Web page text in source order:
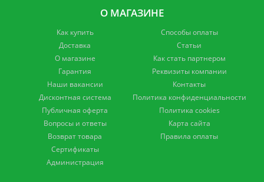
О МАГАЗИНЕ
Как купить
Доставка
О магазине
Гарантия
Наши вакансии
Дисконтная система
Публичная оферта
Вопросы и ответы
Возврат товара
Сертификаты
Администрация
Способы оплаты
Статьи
Как стать партнером
Реквизиты компании
Контакты
Политика конфиденциальности
Политика cookies
Карта сайта
Правила оплаты